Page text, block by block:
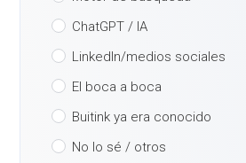
ChatGPT / IA
LinkedIn/medios sociales
El boca a boca
Buitink ya era conocido
No lo sé / otros